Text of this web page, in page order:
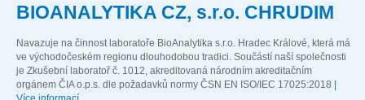
BIOANALYTIKA CZ, s.r.o. CHRUDIM
Navazuje na činnost laboratoře BioAnalytika s.r.o.Hradec Králové, která má
ve východočeském regionu dlouhodobou tradici. Součástí naší společnosti
je Zkušební laboratoř č. 1012, akreditovaná národním akreditačním
orgánem ČIA o.p.s. dle požadavků normy ČSN EN ISO/IEC 17025:2018